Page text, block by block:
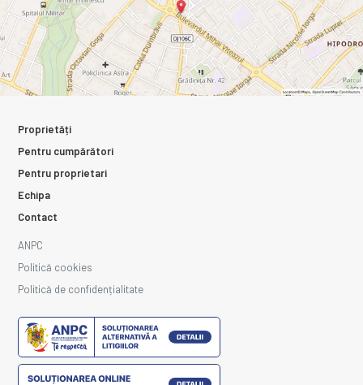
Proprietăți
Pentru cumpărători
Pentru proprietari
Echipa
Contact
ANPC
Politică cookies
Politică de confidențialitate